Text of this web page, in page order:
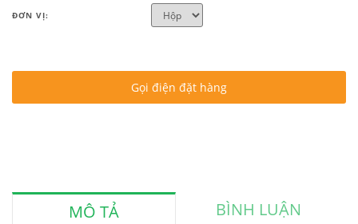
ĐƠN VỊ:
Gọi điện đặt hàng
MÔ TẢ BÌNH LUẬN